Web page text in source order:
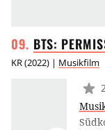
BTS:
KR(2022) | Musikfilm